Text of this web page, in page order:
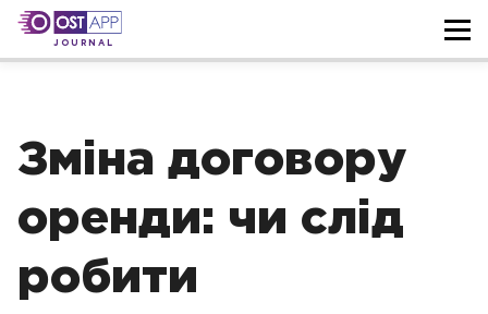
JOURNAL
Зміна договору
оренди: чи слід
робити